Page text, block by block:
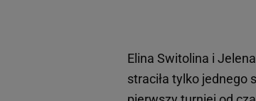
Elina Switolina i
straciła tylko jednego